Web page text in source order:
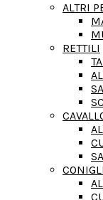
ALTRI
RETTILI